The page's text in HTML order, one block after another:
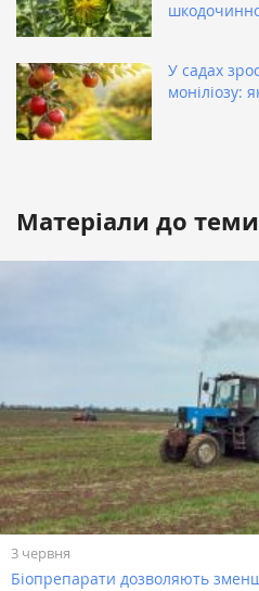
У садах
моніліозу:
Матеріали до теми
3 червня
Біопрепарати дозволяють